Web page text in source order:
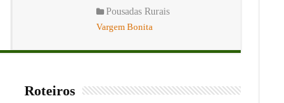
Pousadas Rurais
Vargem Bonita
Roteiros